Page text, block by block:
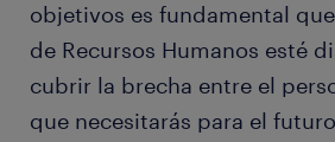
objetivos es fundamental
de Recursos Humanos esté
cubrir la brecha entre el
que necesitarás para el